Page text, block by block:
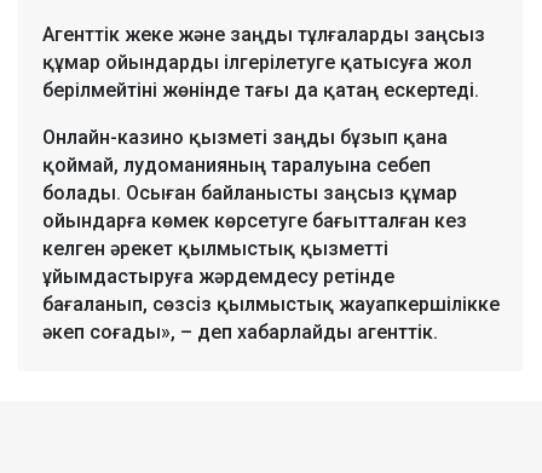
Агенттік жеке және заңды тұлғаларды заңсыз
құмар ойындарды ілгерілетуге қатысуға жол
берілмейтіні жөнінде тағы да қатаң ескертеді.
Онлайн-казино қызметі заңды бұзып қана
қоймай, лудоманияның таралуына себеп
болады. Осыған байланысты заңсыз құмар
ойындарға көмек көрсетуге бағытталған кез
келген әрекет қылмыстық қызметті
ұйымдастыруға жәрдемдесу ретінде
бағаланып, сөзсіз қылмыстық жауапкершілікке
әкеп соғады», – деп хабарлайды агенттік.